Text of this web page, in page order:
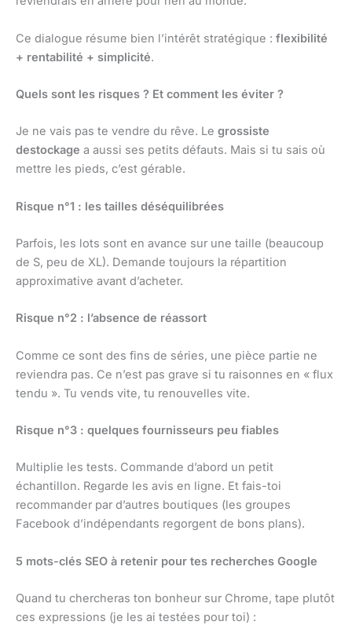
Ce dialogue résume bien l’intérêt stratégique : flexibilité
+ rentabilité + simplicité.
Quels sont les risques ? Et comment les éviter ?
Je ne vais pas te vendre du rêve. Le grossiste
destockage a aussi ses petits défauts. Mais si tu sais où
mettre les pieds, c’est gérable.
Risque n°1 : les tailles déséquilibrées
Parfois, les lots sont en avance sur une taille (beaucoup
de S, peu de XL). Demande toujours la répartition
approximative avant d’acheter.
Risque n°2 : l’absence de réassort
Comme ce sont des fins de séries, une pièce partie ne
reviendra pas. Ce n’est pas grave si tu raisonnes en « flux
tendu ». Tu vends vite, tu renouvelles vite.
Risque n°3 : quelques fournisseurs peu fiables
Multiplie les tests. Commande d’abord un petit
échantillon. Regarde les avis en ligne. Et fais-toi
recommander par d’autres boutiques (les groupes
Facebook d’indépendants regorgent de bons plans).
5 mots-clés SEO à retenir pour tes recherches Google
Quand tu chercheras ton bonheur sur Chrome, tape plutôt
ces expressions (je les ai testées pour toi) :